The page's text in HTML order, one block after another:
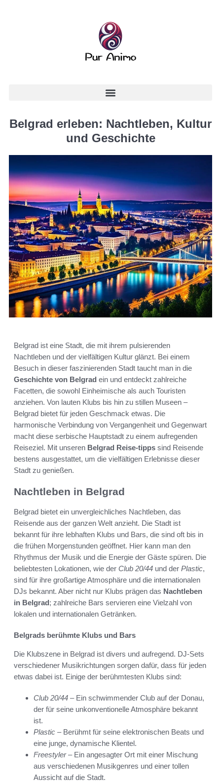
Belgrad erleben: Nachtleben, Kultur
und Geschichte
Belgrad ist eine Stadt, die mit ihrem pulsierenden
Nachtleben und der vielfältigen Kultur glänzt. Bei einem
Besuch in dieser faszinierenden Stadt taucht man in die
Geschichte von Belgrad ein und entdeckt zahlreiche
Facetten, die sowohl Einheimische als auch Touristen
anziehen. Von lauten Klubs bis hin zu stillen Museen –
Belgrad bietet für jeden Geschmack etwas. Die
harmonische Verbindung von Vergangenheit und Gegenwart
macht diese serbische Hauptstadt zu einem aufregenden
Reiseziel. Mit unseren Belgrad Reise-tipps sind Reisende
bestens ausgestattet, um die vielfältigen Erlebnisse dieser
Stadt zu genießen.
Nachtleben in Belgrad
Belgrad bietet ein unvergleichliches Nachtleben, das
Reisende aus der ganzen Welt anzieht. Die Stadt ist
bekannt für ihre lebhaften Klubs und Bars, die sind oft bis in
die frühen Morgenstunden geöffnet. Hier kann man den
Rhythmus der Musik und die Energie der Gäste spüren. Die
beliebtesten Lokationen, wie der Club 20/44 und der Plastic,
sind für ihre großartige Atmosphäre und die internationalen
DJs bekannt. Aber nicht nur Klubs prägen das Nachtleben
in Belgrad; zahlreiche Bars servieren eine Vielzahl von
lokalen und internationalen Getränken.
Belgrads berühmte Klubs und Bars
Die Klubszene in Belgrad ist divers und aufregend. DJ-Sets
verschiedener Musikrichtungen sorgen dafür, dass für jeden
etwas dabei ist. Einige der berühmtesten Klubs sind:
Club 20/44 – Ein schwimmender Club auf der Donau,
der für seine unkonventionelle Atmosphäre bekannt
ist.
Plastic – Berühmt für seine elektronischen Beats und
eine junge, dynamische Klientel.
Freestyler– Ein angesagter Ort mit einer Mischung
aus verschiedenen Musikgenres und einer tollen
Aussicht auf die Stadt.